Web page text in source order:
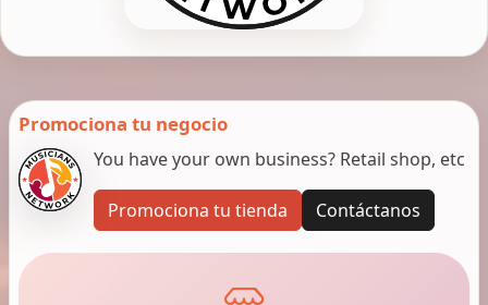
Promociona tu negocio
You have your own business? Retail shop, etc
Promociona tu tienda Contáctanos